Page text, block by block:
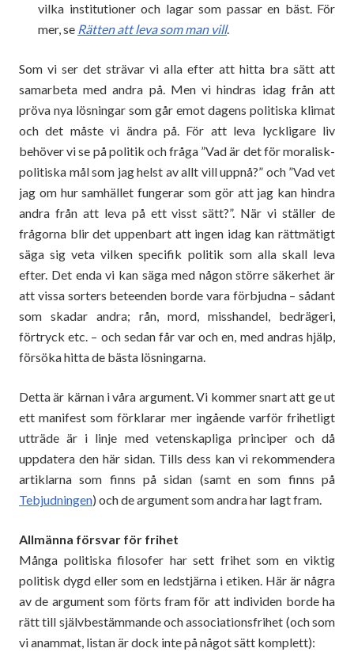
vilka institutioner och lagar som passar en bäst. För
mer, se Rätten att leva som man vill.
Som vi ser det strävar vi alla efter att hitta bra sätt att
samarbeta med andra på. Men vi hindras idag från att
pröva nya lösningar som går emot dagens politiska klimat
och det måste vi ändra på. För att leva lyckligare liv
behöver vi se på politik och fråga ”Vad är det för moralisk-
politiska mål som jag helst av allt vill uppnå?” och ”Vad vet
jag om hur samhället fungerar som gör att jag kan hindra
andra från att leva på ett visst sätt?”. När vi ställer de
frågorna blir det uppenbart att ingen idag kan rättmätigt
säga sig veta vilken specifik politik som alla skall leva
efter. Det enda vi kan säga med någon större säkerhet är
att vissa sorters beteenden borde vara förbjudna – sådant
som skadar andra; rån, mord, misshandel, bedrägeri,
förtryck etc. – och sedan får var och en, med andras hjälp,
försöka hitta de bästa lösningarna.
Detta är kärnan i våra argument. Vi kommer snart att ge ut
ett manifest som förklarar mer ingående varför frihetligt
utträde är i linje med vetenskapliga principer och då
uppdatera den här sidan. Tills dess kan vi rekommendera
artiklarna som finns på sidan (samt en som finns på
Tebjudningen) och de argument som andra har lagt fram.
Allmänna försvar för frihet
Många politiska filosofer har sett frihet som en viktig
politisk dygd eller som en ledstjärna i etiken. Här är några
av de argument som förts fram för att individen borde ha
rätt till självbestämmande och associationsfrihet (och som
vi anammat, listan är dock inte på något sätt komplett):